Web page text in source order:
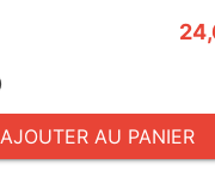
)
AJOUTER AU PANIER